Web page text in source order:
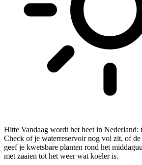
Hitte Vandaag wordt het heet in Nederland:
Check of je waterreservoir nog vol zit, of
geef je kwetsbare planten rond het
met zaaien tot het weer wat koeler is.